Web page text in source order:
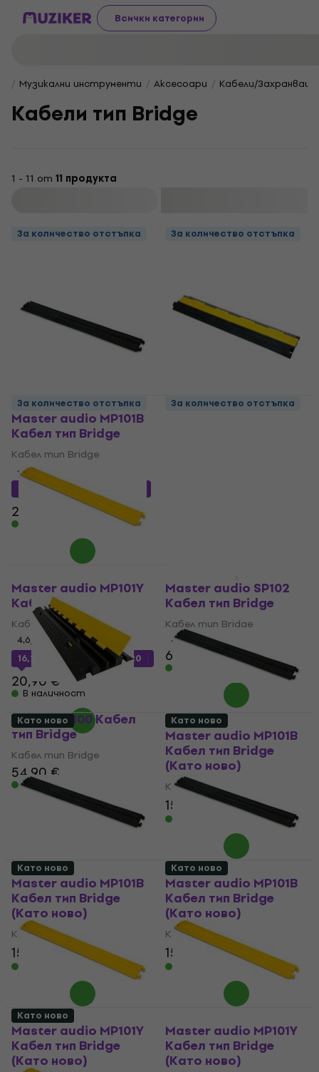
Всички категории
Музикални инструменти Aксесоари Кабели/
Кабели тип Bridge
1 - 11 от 11 продукта
За количество отстъпка
Master audio MP101B
Кабел тип Bridge
Кабел тип Bridge
4,9/5
18,36 €с кодMUZMUZ-10
20,90 €
За количество отстъпка
За количество отстъпка
Master audio MP101Y
Кабел тип Bridge
Кабел тип Bridge
4,6
16,27 €
с код MUZMUZ-20
20,90 €
В наличност
За количество отстъпка
Master audio SP102
Кабел тип Bridge
Кабел тип Bridge
4/5
65,60 €
WTF CP2-100 Кабел
тип Bridge
Кабел тип Bridge
54,90 €
В наличност
Master audio MP101B
Кабел тип Bridge
(Като ново)
Кабел тип Bridge
15,60 €18,32 €
- 15 %
Като ново
Master audio MP101B
Кабел тип Bridge
(Като ново)
Кабел тип Bridge
15,60 € 18,32 €
- 15 %
Като ново
Master audio MP101B
Кабел тип Bridge
(Като ново)
Кабел тип Bridge
15,60 € 18,32 €
- 15 %
Като ново
Master audio MP101Y
Кабел тип Bridge
(Като ново)
Като ново
Master audio MP101Y
Кабел тип Bridge
(Като ново)
Като ново